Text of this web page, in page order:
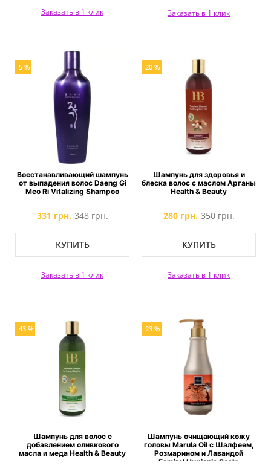
Заказать в 1 клик Заказать в 1 клик
-5 %
Восстанавливающий шампунь
от выпадения волос Daeng Gi
Meo Ri Vitalizing Shampoo
331 грн. 348 грн.
КУПИТЬ
Заказать в 1 клик
-20 %
Шампунь для здоровья и
блеска волос с маслом Арганы
Health & Beauty
280 грн. 350 грн.
КУПИТЬ
Заказать в 1 клик
-43 %
Шампунь для волос с
добавлением оливкового
масла и меда Health & Beauty
-23 %
Шампунь очищающий кожу
головы Marula Oil c Шалфеем,
Розмарином и Лавандой
Famirel Hygienic Scalp